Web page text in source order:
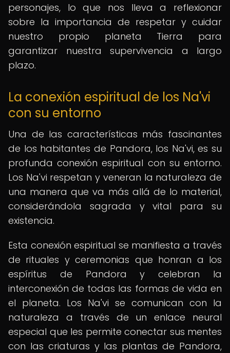
personajes, lo que nos lleva a reflexionar
sobre la importancia de respetar y cuidar
nuestro propio planeta Tierra para
garantizar nuestra supervivencia a largo
plazo.
La conexión espiritual de los Na'vi
con su entorno
Una de las características más fascinantes
de los habitantes de Pandora, los Na'vi, es su
profunda conexión espiritual con su entorno.
Los Na'vi respetan y veneran la naturaleza de
una manera que va más allá de lo material,
considerándola sagrada y vital para su
existencia.
Esta conexión espiritual se manifiesta a través
de rituales y ceremonias que honran a los
espíritus de Pandora y celebran la
interconexión de todas las formas de vida en
el planeta. Los Na'vi se comunican con la
naturaleza a través de un enlace neural
especial que les permite conectar sus mentes
con las criaturas y las plantas de Pandora,